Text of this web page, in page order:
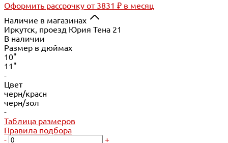
Оформить рассрочку от 3831 ₽ в месяц
Наличие в магазинах
Иркутск, проезд Юрия Тена 21
В наличии
Размер в дюймах
10"
11"
-
Цвет
черн/красн
черн/зол
-
Таблица размеров
Правила подбора
-
+